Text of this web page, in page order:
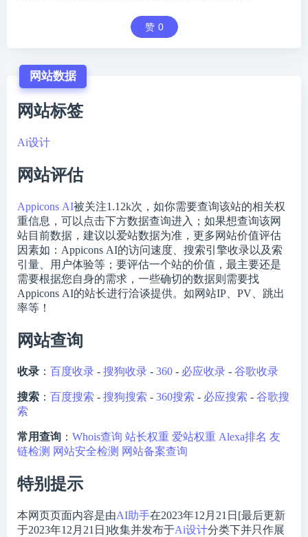
赞 0
网站数据
网站标签
Ai设计
网站评估
Appicons AI被关注1.12k次，如你需要查询该站的相关权
重信息，可以点击下方数据查询进入；如果想查询该网
站目前数据，建议以爱站数据为准，更多网站价值评估
因素如：Appicons AI的访问速度、搜索引擎收录以及索
引量、用户体验等；要评估一个站的价值，最主要还是
需要根据您自身的需求，一些确切的数据则需要找
Appicons AI的站长进行洽谈提供。如网站IP、PV、跳出
率等！
网站查询
收录 ： 百度收录 - 搜狗收录 - 360 - 必应收录 - 谷歌收录
搜索 ： 百度搜索 - 搜狗搜索 - 360搜索 - 必应搜索 - 谷歌搜
索
常用查询 ： Whois查询 站长权重 爱站权重 Alexa排名 友
链检测 网站安全检测 网站备案查询
特别提示
本网页页面内容是由AI助手在2023年12月21日[最后更新
于2023年12月21日]收集并发布于Ai设计分类下并只作展